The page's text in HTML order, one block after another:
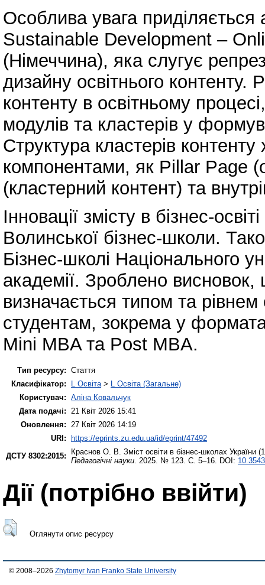
Особлива увага
Sustainable Development –
(Німеччина), яка слугує
дизайну освітнього контенту.
контенту в освітньому
модулів та кластерів у
Структура кластерів
компонентами, як Pillar Page
(кластерний контент) та
Інновації змісту в бізнес-
Волинської бізнес-школи.
Бізнес-школі Національного
академії. Зроблено висновок,
визначається типом та
студентам, зокрема у
Mini MBA та Post MBA.
Тип ресурсу: Стаття
Класифікатор:
L Освіта> L Освіта (Загальне)
Користувач: Аліна Ковальчук
Дата подачі: 21 Квіт 2026 15:41
Оновлення: 27 Квіт 2026 14:19
URI:
https://eprints.zu.edu.ua/id/eprint/47492
ДСТУ 8302:2015:
Краснов О. В. Зміст освіти в бізнес-школах України
Педагогічні науки. 2025. № 123. С. 5–16. DOI:
Дії ​​(потрібно ввійти)
Оглянути опис ресурсу
© 2008–2026 Zhytomyr Ivan Franko State University